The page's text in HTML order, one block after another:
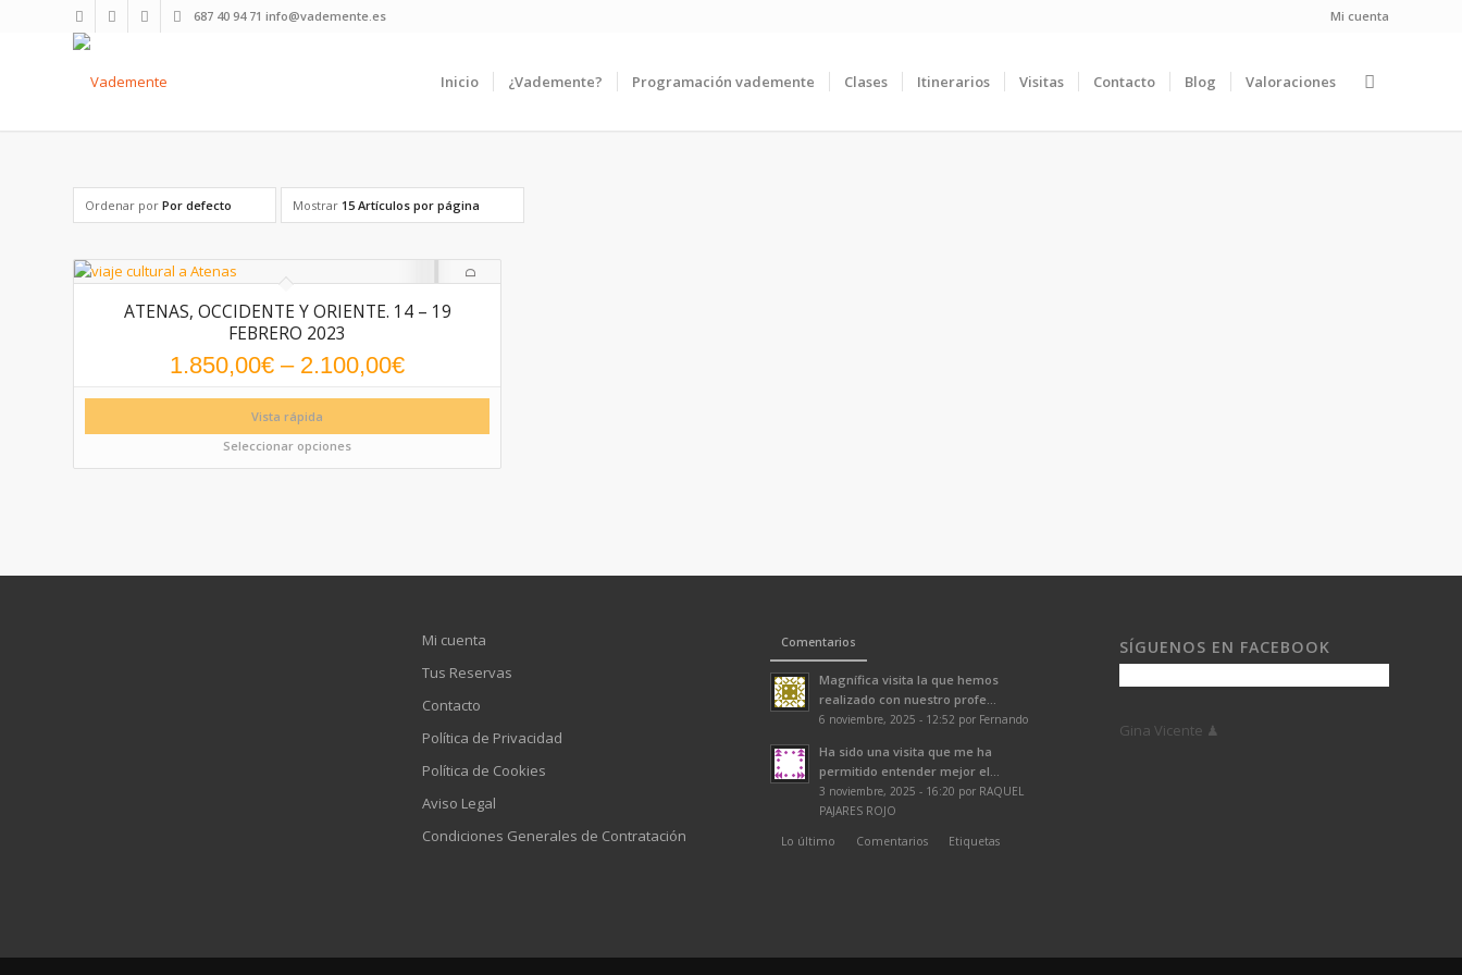
Mi cuenta
687 40 94 71 info@vademente.es
Inicio ¿Vademente? Programación vademente Clases Itinerarios Visitas Contacto Blog Valoraciones
Ordenar por Por defecto Mostrar 15 Artículos por página
ATENAS, OCCIDENTE Y ORIENTE. 14 – 19
FEBRERO 2023
1.850,00€ – 2.100,00€
Vista rápida
Seleccionar opciones
Mi cuenta
Tus Reservas
Contacto
Política de Privacidad
Política de Cookies
Aviso Legal
Condiciones Generales de Contratación
Comentarios
Magnífica visita la que hemos
realizado con nuestro profe...
6 noviembre, 2025 - 12:52 por Fernando
Ha sido una visita que me ha
permitido entender mejor el...
3 noviembre, 2025 - 16:20 por RAQUEL
PAJARES ROJO
Lo último
Comentarios Etiquetas
SÍGUENOS EN FACEBOOK
Gina Vicente ♟